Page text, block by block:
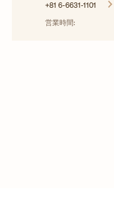
+81 6-6631-1101
営業時間: